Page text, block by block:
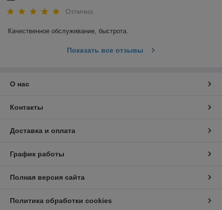
Отлично
Качественное обслуживание, быстрота.
Показать все отзывы
О нас
Контакты
Доставка и оплата
График работы
Полная версия сайта
Политика обработки cookies